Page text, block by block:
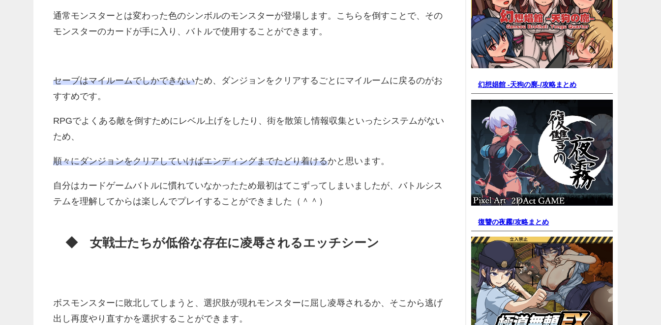
通常モンスターとは変わった色のシンボルのモンスターが登場します。こちらを倒すことで、その
モンスターのカードが手に入り、バトルで使用することができます。
セーブはマイルームでしかできないため、ダンジョンをクリアするごとにマイルームに戻るのがお
すすめです。
RPGでよくある敵を倒すためにレベル上げをしたり、街を散策し情報収集といったシステムがない
ため、
順々にダンジョンをクリアしていけばエンディングまでたどり着けるかと思います。
自分はカードゲームバトルに慣れていなかったため最初はてこずってしまいましたが、バトルシス
テムを理解してからは楽しんでプレイすることができました（＾＾）
◆ 女戦士たちが低俗な存在に凌辱されるエッチシーン
ボスモンスターに敗北してしまうと、選択肢が現れモンスターに屈し凌辱されるか、そこから逃げ
出し再度やり直すかを選択することができます。
幻想娼館 -天狗の廓-/攻略まとめ
復讐の夜霧/攻略まとめ